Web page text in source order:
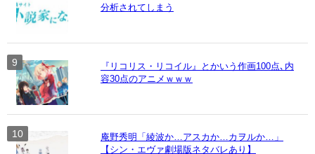
分析されてしまう
『リコリス・リコイル』とかいう作画100点､内
容30点のアニメｗｗｗ
庵野秀明「綾波か…アスカか…カヲルか…」
【シン・エヴァ劇場版ネタバレあり】